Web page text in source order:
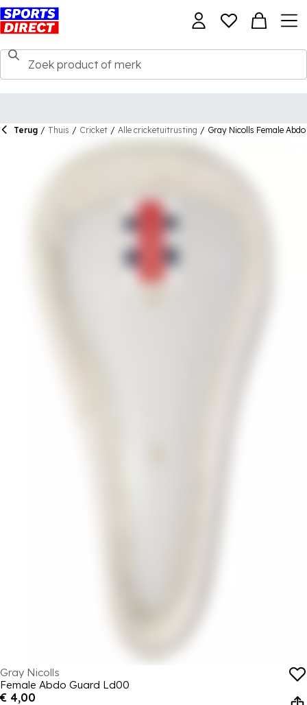
Terug / Thuis / Cricket / Alle cricketuitrusting / Gray Nicolls Female
Gray Nicolls
Female Abdo Guard Ld00
€ 4,00